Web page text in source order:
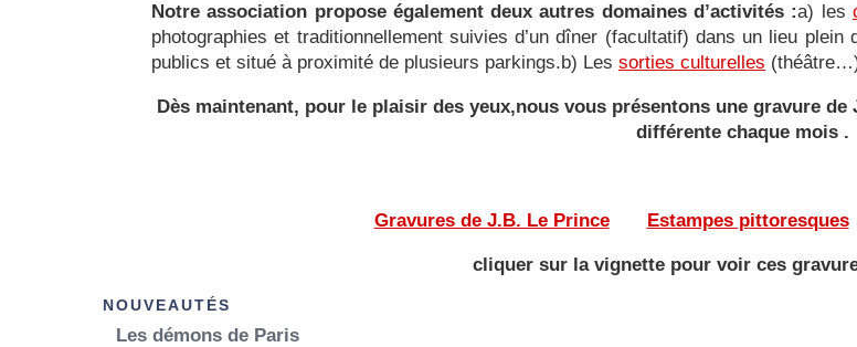
Notre association propose également deux autres domaines d’activités :a) les
photographies et traditionnellement suivies d’un dîner (facultatif) dans un lieu
publics et situé à proximité de plusieurs parkings.b) Les sorties culturelles
Dès maintenant, pour le plaisir des yeux,nous vous présentons une gravure
différentechaque mois .
Gravures de J.B. Le Prince—— Estampes pittoresques
cliquer sur la vignette pour voir ces
NOUVEAUTÉS
Les démons de Paris